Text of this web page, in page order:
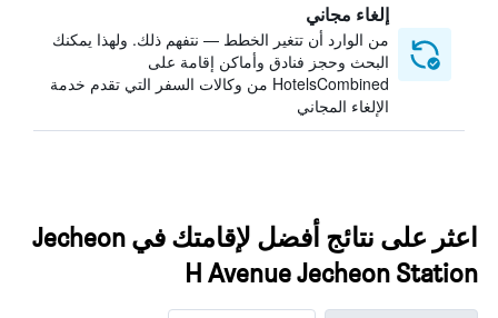
إلغاء مجاني
من الوارد أن تتغير الخطط — نتفهم ذلك. ولهذا يمكنك
البحث وحجز فنادق وأماكن إقامة على
HotelsCombined من وكالات السفر التي تقدم خدمة
الإلغاء المجاني
اعثر على نتائج أفضل لإقامتك في Jecheon
H Avenue Jecheon Station